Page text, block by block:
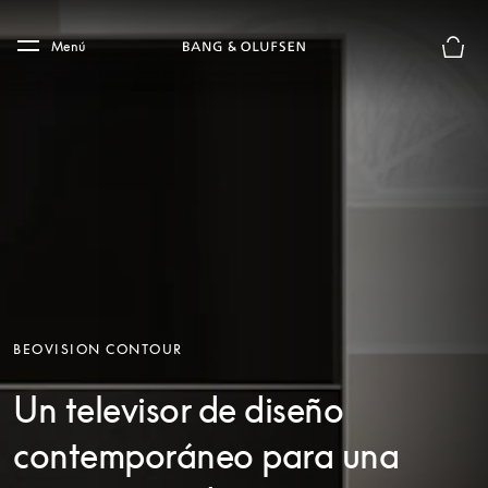
Skip to main footer
Menú
BEOVISION CONTOUR
Un televisor de diseño
contemporáneo para una